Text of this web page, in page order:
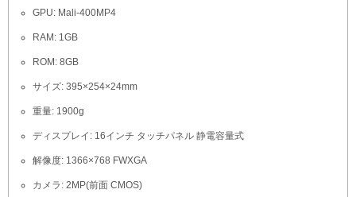
GPU: Mali-400MP4
RAM: 1GB
ROM: 8GB
サイズ: 395×254×24mm
重量: 1900g
ディスプレイ: 16インチ タッチパネル 静電容量式
解像度: 1366×768 FWXGA
カメラ: 2MP(前面 CMOS)